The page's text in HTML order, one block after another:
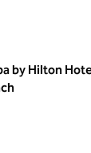
by Hilton